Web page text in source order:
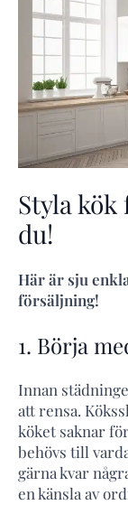
Styla
du!
Här är sju
försäljning!
1. Börja
Innan
att rensa.
köket saknar
behövs till
gärna kvar
en känsla av